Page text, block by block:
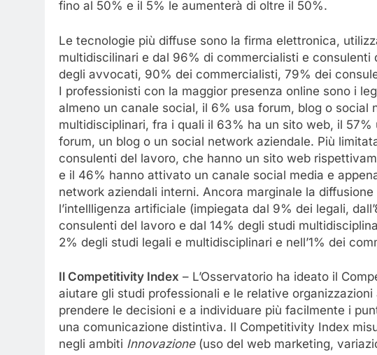
fino al 50% e il 5% le aumenterà di oltre il 50%.
Le tecnologie più diffuse sono la firma elettronica,
multidiscilinari e dal 96% di commercialisti e
degli avvocati, 90% dei commercialisti, 79% dei
I professionisti con la maggior presenza online sono i
almeno un canale social, il 6% usa forum, blog o social
multidisciplinari, fra i quali il 63% ha un sito web, il 57%
forum, un blog o un social network aziendale. Più
consulenti del lavoro, che hanno un sito web
e il 46% hanno attivato un canale social media e
network aziendali interni. Ancora marginale la
l’intellligenza artificiale (impiegata dal 9% dei legali,
consulenti del lavoro e dal 14% degli studi
2% degli studi legali e multidisciplinari e nell’1% dei
Il Competitivity Index – L’Osservatorio ha ideato il
aiutare gli studi professionali e le relative
prendere le decisioni e a individuare più facilmente i
una comunicazione distintiva. Il Competitivity Index
negli ambiti Innovazione(uso del web marketing,